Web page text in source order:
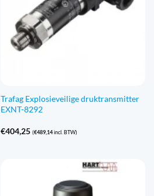
Trafag Explosieveilige druktransmitter
EXNT-8292
€404,25 (€489,14incl. BTW)